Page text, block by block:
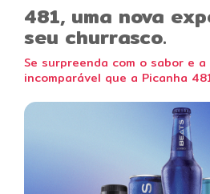
481, uma nova
seu churrasco.
Se surpreenda com o sabor e
incomparável que a Picanha